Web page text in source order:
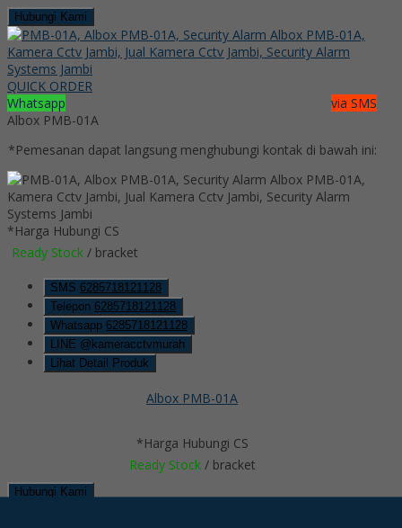
Hubungi Kami
QUICK ORDER
Whatsapp
via SMS
Albox PMB-01A
*Pemesanan dapat langsung menghubungi kontak di bawah ini:
*Harga Hubungi CS
Ready Stock / bracket
SMS 6285718121128
Telepon 6285718121128
Whatsapp 6285718121128
LINE @kameracctvmurah
Lihat Detail Produk
Albox PMB-01A
*Harga Hubungi CS
Ready Stock/ bracket
Hubungi Kami